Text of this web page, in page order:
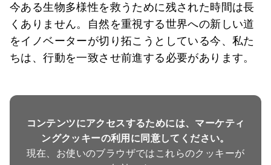
今ある生物多様性を救うために残された時間は長
くありません。自然を重視する世界への新しい道
をイノベーターが切り拓こうとしている今、私た
ちは、行動を一致させ前進する必要があります。
コンテンツにアクセスするためには、マーケティ
ングクッキーの利用に同意してください。
現在、お使いのブラウザではこれらのクッキーが